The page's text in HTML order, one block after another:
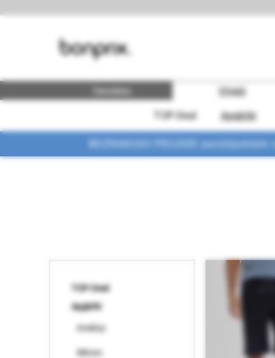
Sievietes Vīrieši
TOP-Deal Apģērbi
BEZMAKSAS PIEGĀDE pasūtījumiem
TOP-Deal
Apģērbi
Krekliņi
Bikses